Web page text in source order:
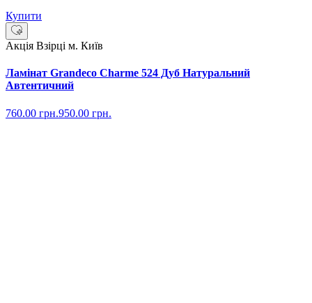
Купити
Акція Взірці м. Київ
Ламінат Grandeco Charme 524 Дуб Натуральний
Автентичний
760.00 грн.950.00 грн.